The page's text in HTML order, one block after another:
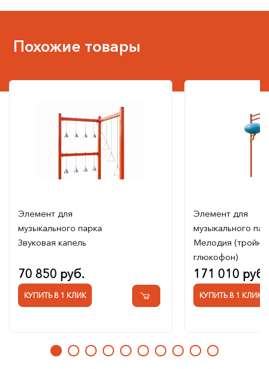
Похожие товары
Элемент для
музыкального парка
Звуковая капель
70 850 руб.
КУПИТЬ В 1 КЛИК
Элемент для
музыкального
Мелодия
глюкофон)
171 010 руб.
КУПИТЬ В 1 КЛИК